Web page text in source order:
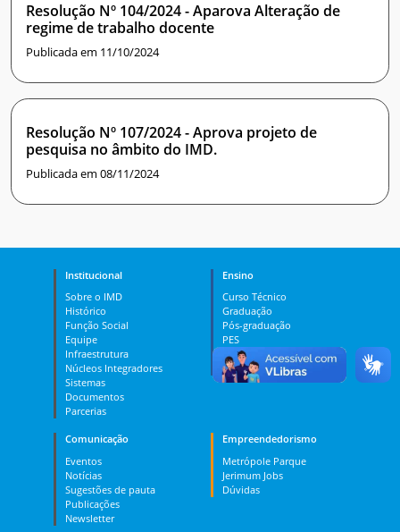
Resolução Nº 104/2024 - Aparova Alteração de
regime de trabalho docente
Publicada em 11/10/2024
Resolução Nº 107/2024 - Aprova projeto de
pesquisa no âmbito do IMD.
Publicada em 08/11/2024
Institucional
Sobre o IMD
Histórico
Função Social
Equipe
Infraestrutura
Núcleos Integradores
Sistemas
Documentos
Parcerias
Ensino
Curso Técnico
Graduação
Pós-graduação
PES
MOOC
Dúvidas
Comunicação
Eventos
Notícias
Sugestões de pauta
Publicações
Newsletter
Empreendedorismo
Metrópole Parque
Jerimum Jobs
Dúvidas